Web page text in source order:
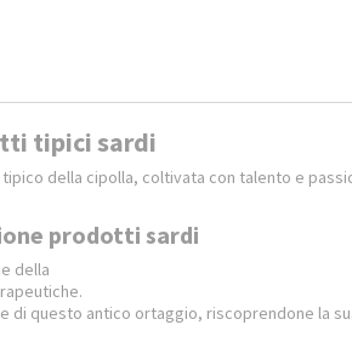
tipici sardi
della cipolla, coltivata con talento e
prodotti sardi
della
questo antico ortaggio, riscoprendone la